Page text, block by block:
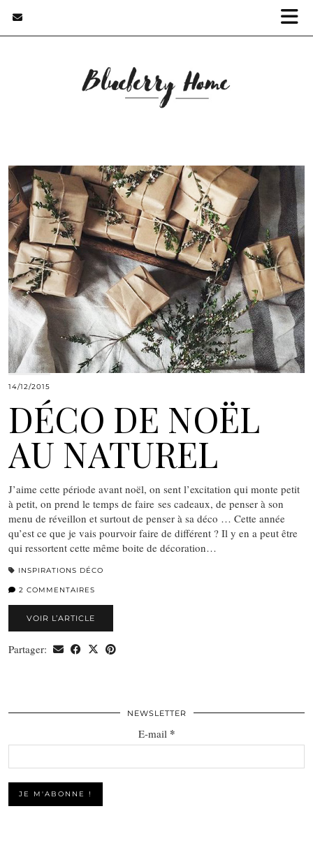
14/12/2015
DÉCO DE NOËL
AU NATUREL
J’aime cette période avant noël, on sent l’excitation qui monte petit
à petit, on prend le temps de faire ses cadeaux, de penser à son
menu de réveillon et surtout de penser à sa déco … Cette année
qu’est ce que je vais pourvoir faire de différent ? Il y en a peut être
qui ressortent cette même boite de décoration…
INSPIRATIONS DÉCO
2 COMMENTAIRES
VOIR L’ARTICLE
Partager:
NEWSLETTER
E-mail *